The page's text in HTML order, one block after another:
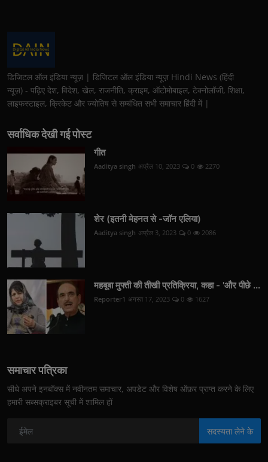
डिजिटल ऑल इंडिया न्यूज़ | डिजिटल ऑल इंडिया न्यूज़ Hindi News (हिंदी
न्यूज़) - पढ़िए देश, विदेश, खेल, राजनीति, क्राइम, ऑटोमोबाइल, टेक्नोलॉजी, शिक्षा,
लाइफस्टाइल, क्रिकेट और ज्योतिष से सम्बंधित सभी समाचार हिंदी में |
सर्वाधिक देखी गई पोस्ट
गीत
Aaditya singh अप्रैल 10, 2023 0 2270
शेर (इतनी मेहनत से -जॉन एलिया)
Aaditya singh अप्रैल 3, 2023 0 2086
महबूबा मुफ्ती की तीखी प्रतिक्रिया, कहा - 'और पीछे ...
Reporter1 अगस्त 17, 2023 0 1627
समाचार पत्रिका
सीधे अपने इनबॉक्स में नवीनतम समाचार, अपडेट और विशेष ऑफ़र प्राप्त करने के लिए
हमारी सब्सक्राइबर सूची में शामिल हों
सदस्यता लेने के